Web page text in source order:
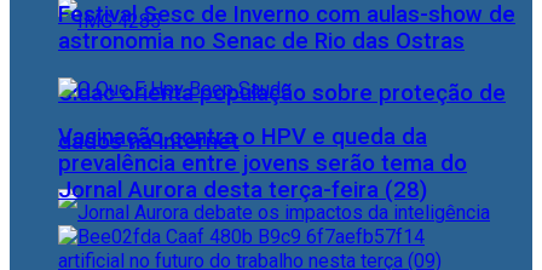
Cidac orienta população sobre proteção de
dados na internet
Festival Sesc de Inverno com aulas-show de
astronomia no Senac de Rio das Ostras
Vacinação contra o HPV e queda da
prevalência entre jovens serão tema do
Jornal Aurora desta terça-feira (28)